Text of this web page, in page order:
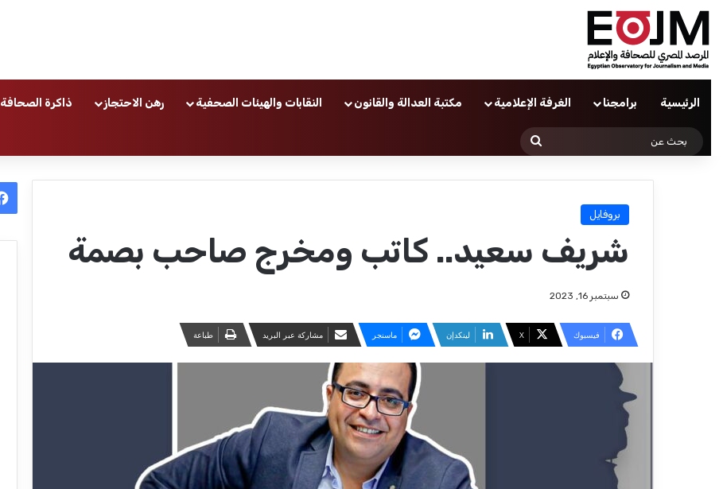
الرئيسية برامجنا الغرفة الإعلامية مكتبة العدالة والقانون النقابات والهيئات الصحفية رهن الاحتجاز ذاكرة الصحافة
بروفايل
شريف سعيد.. كاتب ومخرج صاحب بصمة
سبتمبر 16, 2023
فيسبوك ‫X لينكدإن ماسنجر مشاركة عبر البريد طباعة